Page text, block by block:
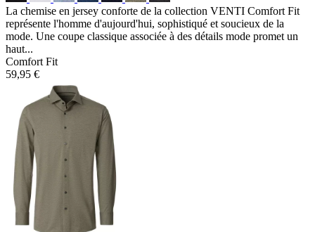
La chemise en jersey conforte de la collection VENTI Comfort Fit
représente l'homme d'aujourd'hui, sophistiqué et soucieux de la
mode. Une coupe classique associée à des détails mode promet un
haut...
Comfort Fit
59,95 €